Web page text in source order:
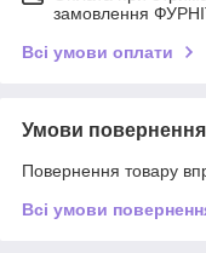
замовлення
Всі умови оплати
Умови повернення
Повернення товару
Всі умови